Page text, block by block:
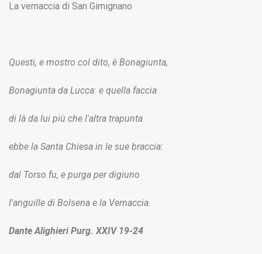
La vernaccia di San Gimignano
Questi, e mostro col dito, è Bonagiunta,
Bonagiunta da Lucca: e quella faccia
di là da lui più che l'altra trapunta
ebbe la Santa Chiesa in le sue braccia:
dal Torso fu, e purga per digiuno
l'anguille di Bolsena e la Vernaccia.
Dante Alighieri Purg. XXIV 19-24